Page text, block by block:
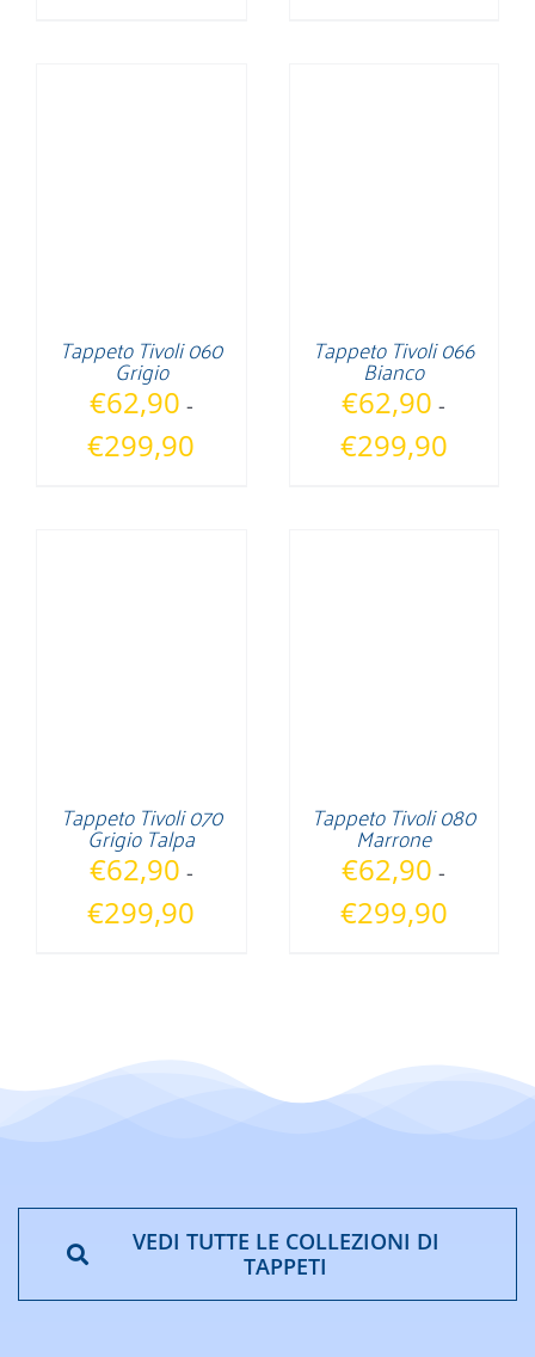
Tappeto Tivoli 060
Grigio
€62,90 -
€299,90
Tappeto Tivoli 066
Bianco
€62,90 -
€299,90Fascia
Tappeto Tivoli 070
Grigio Talpa
€62,90 -
€299,90
a
€299,90
Tappeto Tivoli 080
Marrone
€62,90 -
€299,90Fascia
a
€299,90
VEDI TUTTE LE COLLEZIONI DI
TAPPETI